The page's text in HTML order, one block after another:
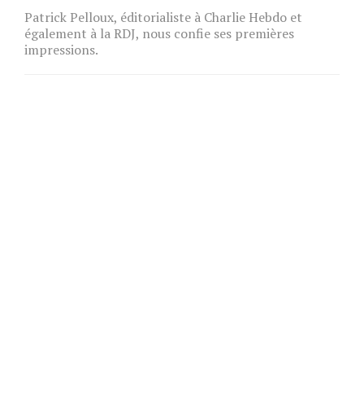
Patrick Pelloux, éditorialiste à Charlie Hebdo et
également à la RDJ, nous confie ses premières
impressions.